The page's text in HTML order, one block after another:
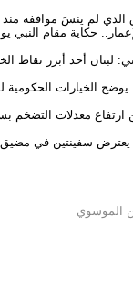
الذي لم ينسَ مواقفه منذ 4 أشهر
حكاية مقام
لبنان أحد أبرز نقاط
الخيارات الحكومية
ارتفاع معدلات
يعترض سفينتين في
الموسوي